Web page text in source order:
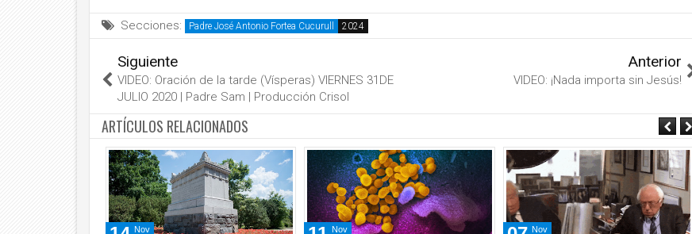
Secciones: Padre José Antonio Fortea Cucurull
Siguiente
VIDEO: Oración de la tarde (Vísperas) VIERNES 31DE
JULIO 2020 | Padre Sam | Producción Crisol
Anterior
VIDEO: ¡Nada importa sin Jesús!
ARTÍCULOS RELACIONADOS
Nov Nov Nov